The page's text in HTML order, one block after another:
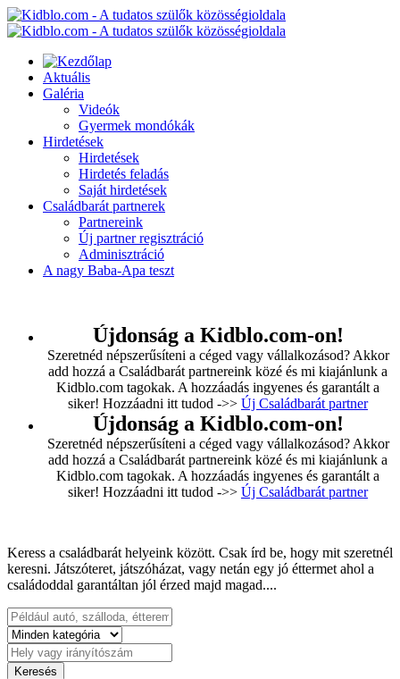
Aktuális
Galéria
Videók
Gyermek mondókák
Hirdetések
Hirdetések
Hirdetés feladás
Saját hirdetések
Családbarát partnerek
Partnereink
Új partner regisztráció
Adminisztráció
A nagy Baba-Apa teszt
Újdonság a Kidblo.com-on!
Szeretnéd népszerűsíteni a céged vagy vállalkozásod? Akkor
add hozzá a Családbarát partnereink közé és mi kiajánlunk a
Kidblo.com tagokak. A hozzáadás ingyenes és garantált a
siker! Hozzáadni itt tudod ->> Új Családbarát partner
Újdonság a Kidblo.com-on!
Szeretnéd népszerűsíteni a céged vagy vállalkozásod? Akkor
add hozzá a Családbarát partnereink közé és mi kiajánlunk a
Kidblo.com tagokak. A hozzáadás ingyenes és garantált a
siker! Hozzáadni itt tudod ->> Új Családbarát partner
Keress a családbarát helyeink között. Csak írd be, hogy mit szeretnél
keresni. Játszóteret, játszóházat, vagy netán egy jó éttermet ahol a
családoddal garantáltan jól érzed majd magad....
Keresés